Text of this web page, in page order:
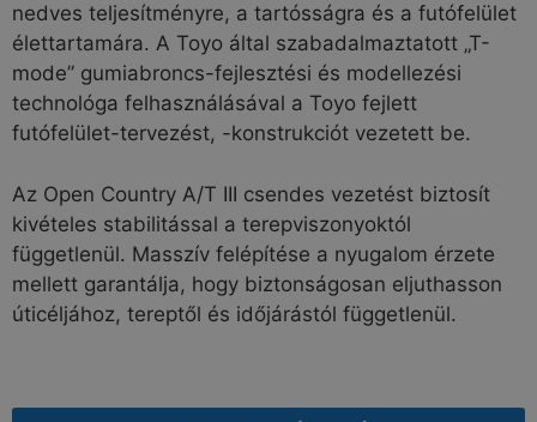
nedves teljesítményre, a tartósságra és a futófelület
élettartamára. A Toyo által szabadalmaztatott „T-
mode” gumiabroncs-fejlesztési és modellezési
technológa felhasználásával a Toyo fejlett
futófelület-tervezést, -konstrukciót vezetett be.
Az Open Country A/T III csendes vezetést biztosít
kivételes stabilitással a terepviszonyoktól
függetlenül. Masszív felépítése a nyugalom érzete
mellett garantálja, hogy biztonságosan eljuthasson
úticéljához, tereptől és időjárástól függetlenül.